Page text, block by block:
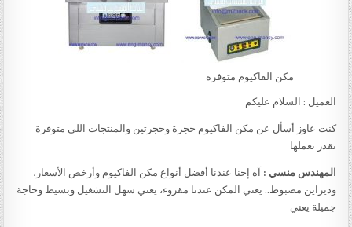
مكن الفاكيوم متوفرة
العميل : السلام عليكم
كنت عاوز أسأل عن مكن الفاكيوم حجرة وحجرتين والمنتجات اللي متوفرة
تقدر تعملها
المهندس منسي : آه إحنا عندنا أفضل أنواع مكن الفاكيوم وأرخص الأسعار،
وديزاين مضبوط.. يعني المكن عندنا مقروء، يعني سهل التشغيل وبسيط وحاجة
جميلة يعني